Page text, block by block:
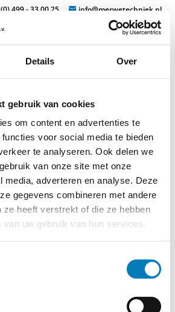
Details Over
gebruik van cookies
om content en advertenties te
voor social media te bieden
te analyseren. Ook delen we
van onze site met onze
media, adverteren en analyse. Deze
gegevens combineren met andere
ze heeft verstrekt of die ze hebben
uw gebruik van hun services.
499 - 33 00 25 info@merwetechniek.nl
producten
Privacy Policy-
Verdere contact gegevens